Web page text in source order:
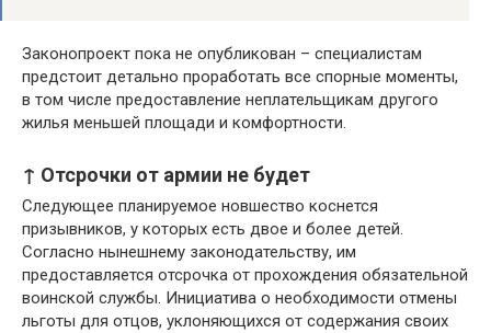
Законопроект пока не опубликован – специалистам
предстоит детально проработать все спорные моменты,
в том числе предоставление неплательщикам другого
жилья меньшей площади и комфортности.
↑ Отсрочки от армии не будет
Следующее планируемое новшество коснется
призывников, у которых есть двое и более детей.
Согласно нынешнему законодательству, им
предоставляется отсрочка от прохождения обязательной
воинской службы. Инициатива о необходимости отмены
льготы для отцов, уклоняющихся от содержания своих